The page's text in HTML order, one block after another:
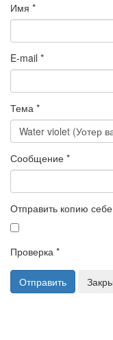
Имя *
E-mail *
Тема *
Сообщение *
Отправить копию
Проверка *
Отправить